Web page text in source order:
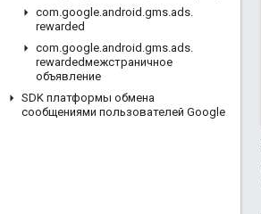
com.google.android .gms.ads.
rewarded
com.google.android .gms.ads.
rewardedмежстраничное
объявление
SDK платформы обмена
сообщениями пользователей Google